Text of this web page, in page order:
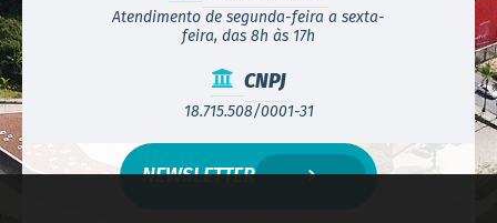
Atendimento de segunda-feira a sexta-
feira, das 8h às 17h
CNPJ
18.715.508/0001-31
NEWSLETTER